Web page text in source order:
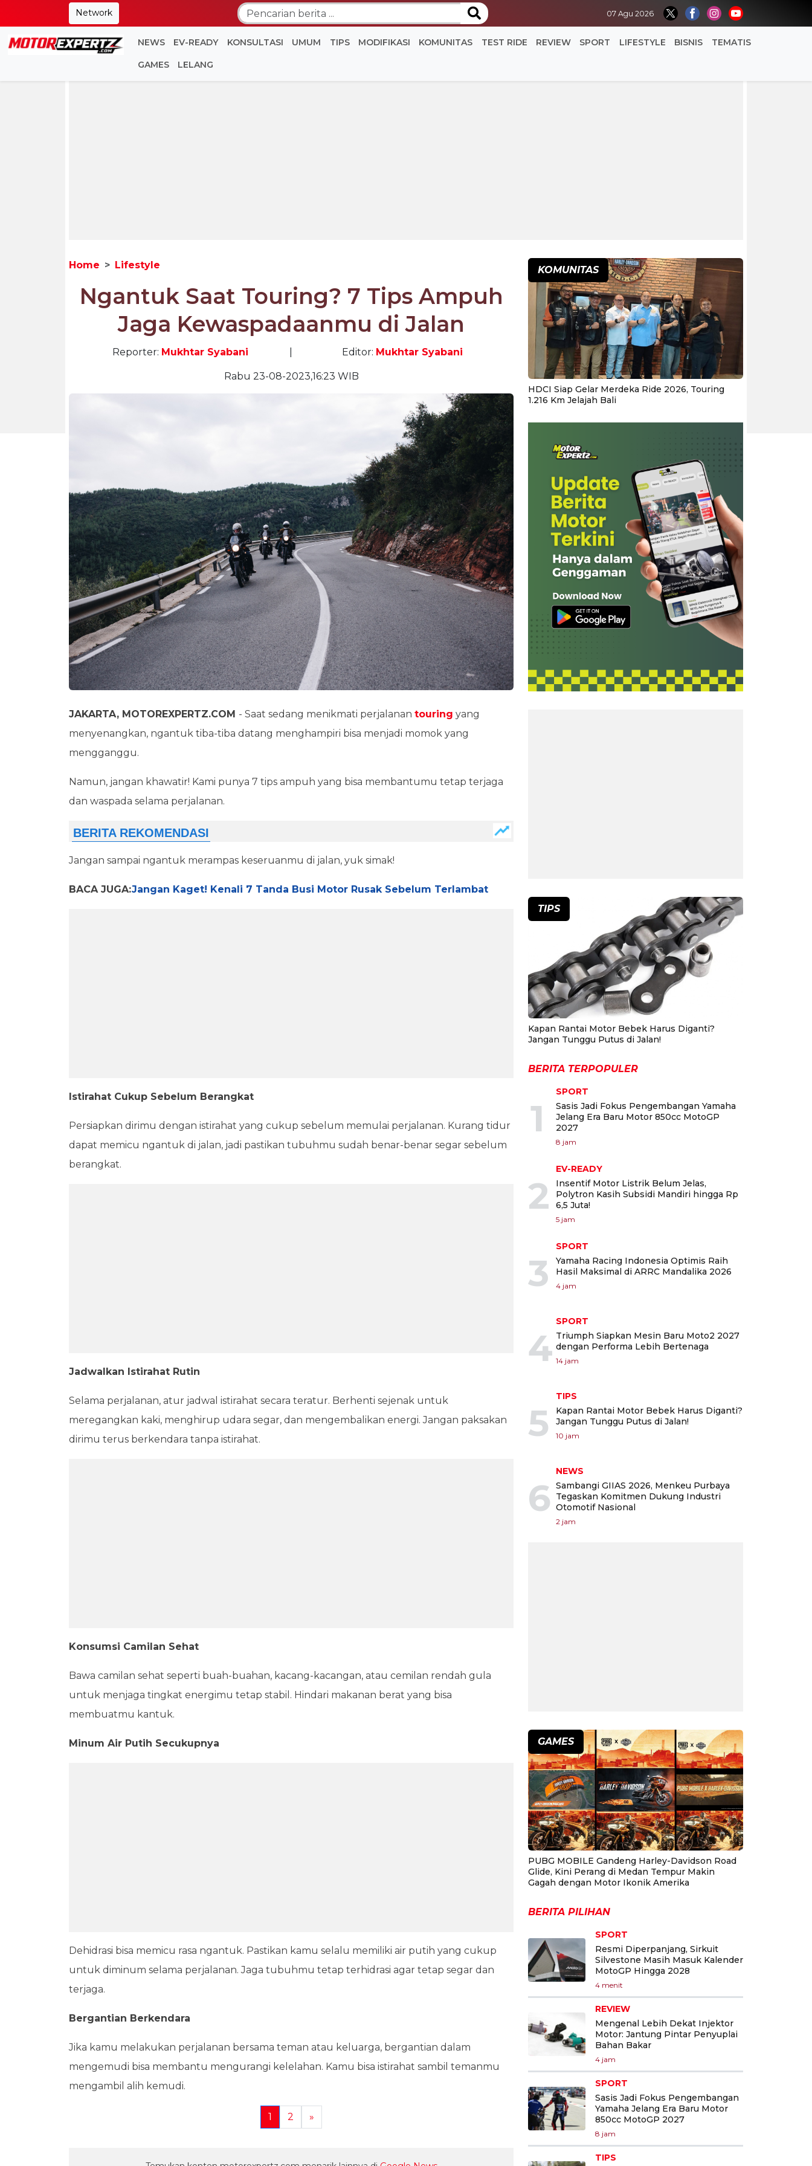
Network 07 Agu 2026
NEWS EV-READY KONSULTASI UMUM TIPS MODIFIKASI KOMUNITAS TEST RIDE REVIEW SPORT LIFESTYLE BISNIS TEMATIS
GAMES LELANG
Home Lifestyle
Ngantuk Saat Touring? 7 Tips Ampuh
Jaga Kewaspadaanmu di Jalan
Reporter: Mukhtar Syabani Editor: Mukhtar Syabani
Rabu 23-08-2023,16:23 WIB
JAKARTA, MOTOREXPERTZ.COM - Saat sedang menikmati perjalanan touring yang
menyenangkan, ngantuk tiba-tiba datang menghampiri bisa menjadi momok yang
mengganggu.
Namun, jangan khawatir! Kami punya 7 tips ampuh yang bisa membantumu tetap terjaga
dan waspada selama perjalanan.
Jangan sampai ngantuk merampas keseruanmu di jalan, yuk simak!
BACA JUGA:Jangan Kaget! Kenali 7 Tanda Busi Motor Rusak Sebelum Terlambat
Istirahat Cukup Sebelum Berangkat
Persiapkan dirimu dengan istirahat yang cukup sebelum memulai perjalanan. Kurang tidur
dapat memicu ngantuk di jalan, jadi pastikan tubuhmu sudah benar-benar segar sebelum
berangkat.
Jadwalkan Istirahat Rutin
Selama perjalanan, atur jadwal istirahat secara teratur. Berhenti sejenak untuk
meregangkan kaki, menghirup udara segar, dan mengembalikan energi. Jangan paksakan
dirimu terus berkendara tanpa istirahat.
Konsumsi Camilan Sehat
Bawa camilan sehat seperti buah-buahan, kacang-kacangan, atau cemilan rendah gula
untuk menjaga tingkat energimu tetap stabil. Hindari makanan berat yang bisa
membuatmu kantuk.
Minum Air Putih Secukupnya
Dehidrasi bisa memicu rasa ngantuk. Pastikan kamu selalu memiliki air putih yang cukup
untuk diminum selama perjalanan. Jaga tubuhmu tetap terhidrasi agar tetap segar dan
terjaga.
Bergantian Berkendara
Jika kamu melakukan perjalanan bersama teman atau keluarga, bergantian dalam
mengemudi bisa membantu mengurangi kelelahan. Kamu bisa istirahat sambil temanmu
mengambil alih kemudi.
1 2 »
KOMUNITAS
HDCI Siap Gelar Merdeka Ride 2026, Touring
1.216 Km Jelajah Bali
TIPS
Kapan Rantai Motor Bebek Harus Diganti?
Jangan Tunggu Putus di Jalan!
BERITA TERPOPULER
1
SPORT
Sasis Jadi Fokus Pengembangan Yamaha
Jelang Era Baru Motor 850cc MotoGP
2027
8 jam
2
EV-READY
Insentif Motor Listrik Belum Jelas,
Polytron Kasih Subsidi Mandiri hingga Rp
6,5 Juta!
5 jam
3
SPORT
Yamaha Racing Indonesia Optimis Raih
Hasil Maksimal di ARRC Mandalika 2026
4 jam
4
SPORT
Triumph Siapkan Mesin Baru Moto2 2027
dengan Performa Lebih Bertenaga
14 jam
5
TIPS
Kapan Rantai Motor Bebek Harus Diganti?
Jangan Tunggu Putus di Jalan!
10 jam
6
NEWS
Sambangi GIIAS 2026, Menkeu Purbaya
Tegaskan Komitmen Dukung Industri
Otomotif Nasional
2 jam
GAMES
PUBG MOBILE Gandeng Harley-Davidson Road
Glide, Kini Perang di Medan Tempur Makin
Gagah dengan Motor Ikonik Amerika
BERITA PILIHAN
SPORT
Resmi Diperpanjang, Sirkuit
Silvestone Masih Masuk Kalender
MotoGP Hingga 2028
4 menit
REVIEW
Mengenal Lebih Dekat Injektor
Motor: Jantung Pintar Penyuplai
Bahan Bakar
4 jam
SPORT
Sasis Jadi Fokus Pengembangan
Yamaha Jelang Era Baru Motor
850cc MotoGP 2027
8 jam
TIPS